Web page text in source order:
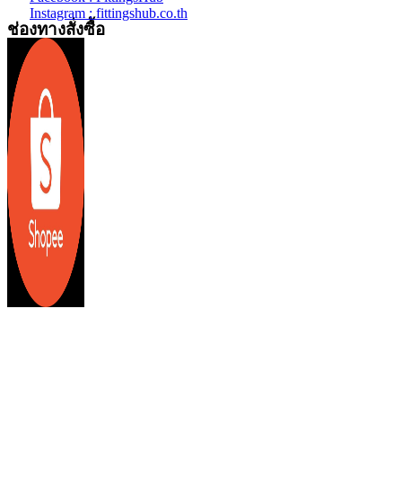
Instagram : fittingshub.co.th
ช่องทางสั่งซื้อ